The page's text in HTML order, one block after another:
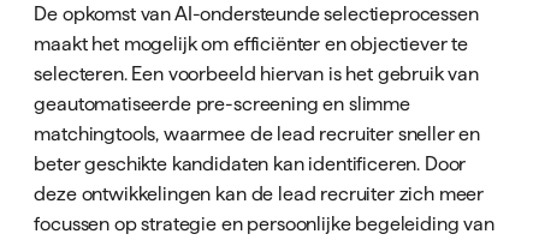
De opkomst van AI-ondersteunde selectieprocessen
maakt het mogelijk om efficiënter en objectiever te
selecteren. Een voorbeeld hiervan is het gebruik van
geautomatiseerde pre-screening en slimme
matchingtools, waarmee de lead recruiter sneller en
beter geschikte kandidaten kan identificeren. Door
deze ontwikkelingen kan de lead recruiter zich meer
focussen op strategie en persoonlijke begeleiding van